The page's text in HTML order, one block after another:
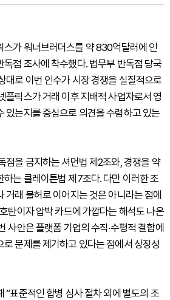
스가 워너브러더스를 약 830억달러에 인
점 조사에 착수했다. 법무부 반독점 당국
대로 이번 인수가 시장 경쟁을 실질적으로
플릭스가 거래 이후 지배적 사업자로서 영
있는지를 중심으로 의견을 수렴하고 있는
점을 금지하는 셔먼법 제2조와, 경쟁을 약
하는 클레이튼법 제7조다. 다만 이러한 조
거래 불허로 이어지는 것은 아니라는 점에
탄이자 압박 카드에 가깝다는 해석도 나온
사안은 플랫폼 기업의 수직·수평적 결합에
문제를 제기하고 있다는 점에서 상징성
“표준적인 합병 심사 절차 외에 별도의 조